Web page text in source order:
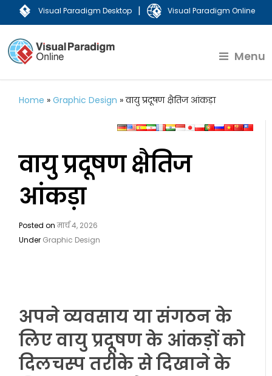
Visual Paradigm Desktop | Visual Paradigm Online
Menu
Home »Graphic Design »वायु प्रदूषण क्षैतिज आंकड़ा
वायु प्रदूषण क्षैतिज
आंकड़ा
Posted onमार्च 4, 2026
Under Graphic Design
अपने व्यवसाय या संगठन के
लिए वायु प्रदूषण के आंकड़ों को
दिलचस्प तरीके से दिखाने के